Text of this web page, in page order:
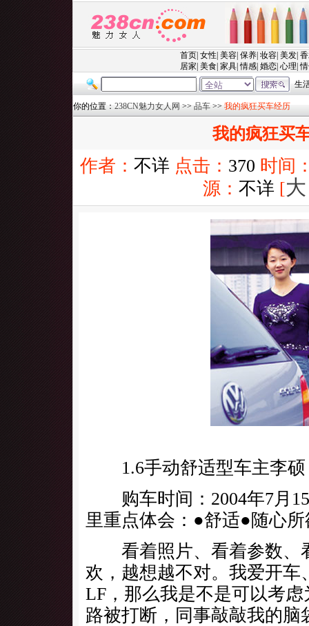
你的位置： 238CN魅力女人网 >> 品车 >> 我的疯狂买车经历
我的疯狂买
作者： 不详 点击： 370 时间
源： 不详 [大
1.6手动舒适型车主李硕
购车时间：2004年7月15
里重点体会：●舒适●随心
看着照片、看着参数、
欢，越想越不对。我爱开车
LF，那么我是不是可以考
路被打断，同事敲敲我的脑